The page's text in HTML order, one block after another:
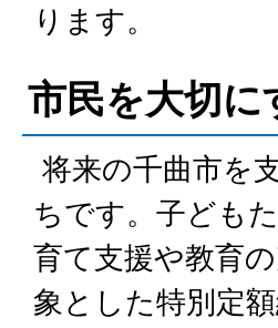
ります。
市民を大切に
将来の千曲市を
ちです。子ども
育て支援や教育
象とした特別定